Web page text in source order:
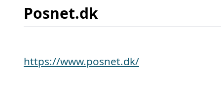
Posnet.dk
https://www.posnet.dk/